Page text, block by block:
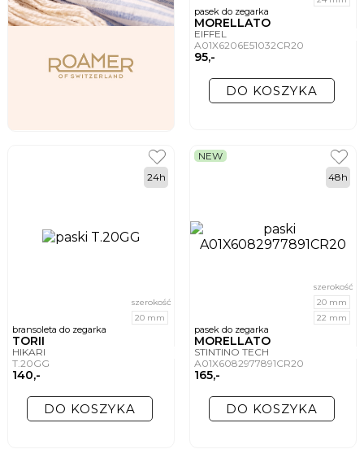
pasek do zegarka
MORELLATO
EIFFEL
A01X6206E51032CR20
95,-
DO KOSZYKA
bransoleta do zegarka
TORII
HIKARI
T.20GG
140,-
szerokość
20 mm
24h
DO KOSZYKA
pasek do zegarka
MORELLATO
STINTINO TECH
A01X6082977891CR20
165,-
NEW
szerokość
20 mm
22 mm
48h
DO KOSZYKA